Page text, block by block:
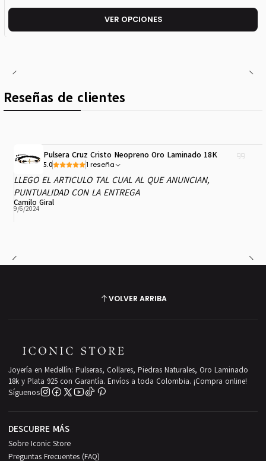
VER OPCIONES
Reseñas de clientes
Pulsera Cruz Cristo Neopreno Oro Laminado 18K
5.0 1 reseña
LLEGO EL ARTICULO TAL CUAL AL QUE ANUNCIAN,
PUNTUALIDAD CON LA ENTREGA
Camilo Giral
9/6/2024
VOLVER ARRIBA
Joyería en Medellín: Pulseras, Collares, Piedras Naturales, Oro Laminado
18k y Plata 925 con Garantía. Envíos a toda Colombia. ¡Compra online!
Síguenos
DESCUBRE MÁS
Sobre Iconic Store
Preguntas Frecuentes (FAQ)